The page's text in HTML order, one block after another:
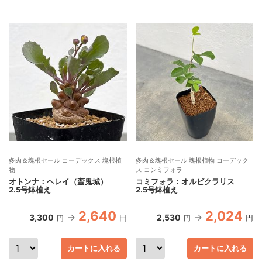
多肉＆塊根セール コーデックス 塊根植
物
オトンナ：ヘレイ（蛮鬼城）
2.5号鉢植え
3,300 円 2,640 円
カートに入れる
多肉＆塊根セール 塊根植物 コーデック
ス コンミフォラ
コミフォラ：オルビクラリス
2.5号鉢植え
2,530 円 2,024 円
カートに入れる